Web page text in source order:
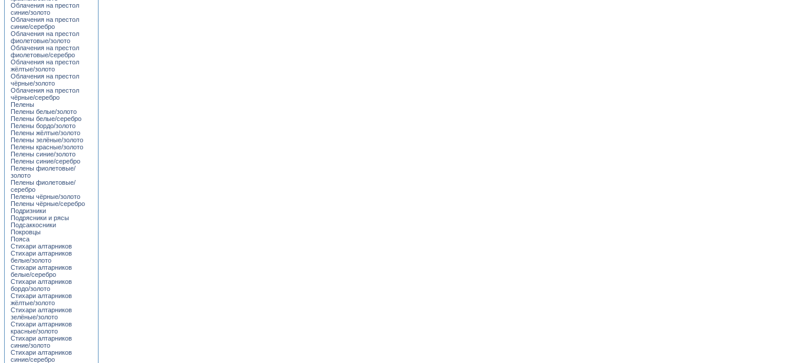
Облачения на престол
синие/золото
Облачения на престол
синие/серебро
Облачения на престол
фиолетовые/золото
Облачения на престол
фиолетовые/серебро
Облачения на престол
жёлтые/золото
Облачения на престол
чёрные/золото
Облачения на престол
чёрные/серебро
Пелены
Пелены белые/золото
Пелены белые/серебро
Пелены бордо/золото
Пелены жёлтые/золото
Пелены зелёные/золото
Пелены красные/золото
Пелены синие/золото
Пелены синие/серебро
Пелены фиолетовые/
золото
Пелены фиолетовые/
серебро
Пелены чёрные/золото
Пелены чёрные/серебро
Подризники
Подрясники и рясы
Подсаккосники
Покровцы
Пояса
Стихари алтарников
Стихари алтарников
белые/золото
Стихари алтарников
белые/серебро
Стихари алтарников
бордо/золото
Стихари алтарников
жёлтые/золото
Стихари алтарников
зелёные/золото
Стихари алтарников
красные/золото
Стихари алтарников
синие/золото
Стихари алтарников
синие/серебро